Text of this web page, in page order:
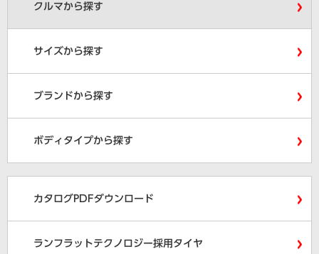
クルマから探す
サイズから探す
ブランドから探す
ボディタイプから探す
カタログPDFダウンロード
ランフラットテクノロジー採用タイヤ